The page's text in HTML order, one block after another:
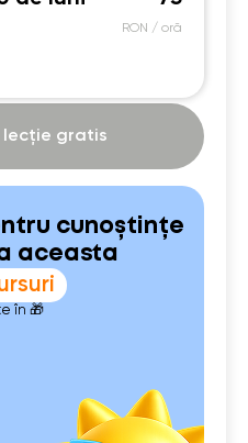
RON / oră
lecție gratis
cunoștințe
aceasta
în 🎁